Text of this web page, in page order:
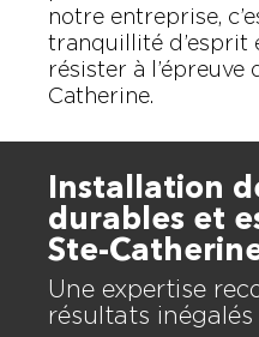
notre entreprise,
tranquillité d’esprit
résister à l’épreuve
Catherine.
Installation
durables et
Ste-
Une expertise
résultats inégalés